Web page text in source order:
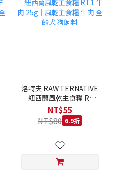
洛特夫 RAW TERNATIVE
｜紐西蘭風乾主食糧 RT1
牛肉 25g｜風乾主食糧 牛
肉 全齡犬 狗飼料
NT$55
NT$80 6.9折